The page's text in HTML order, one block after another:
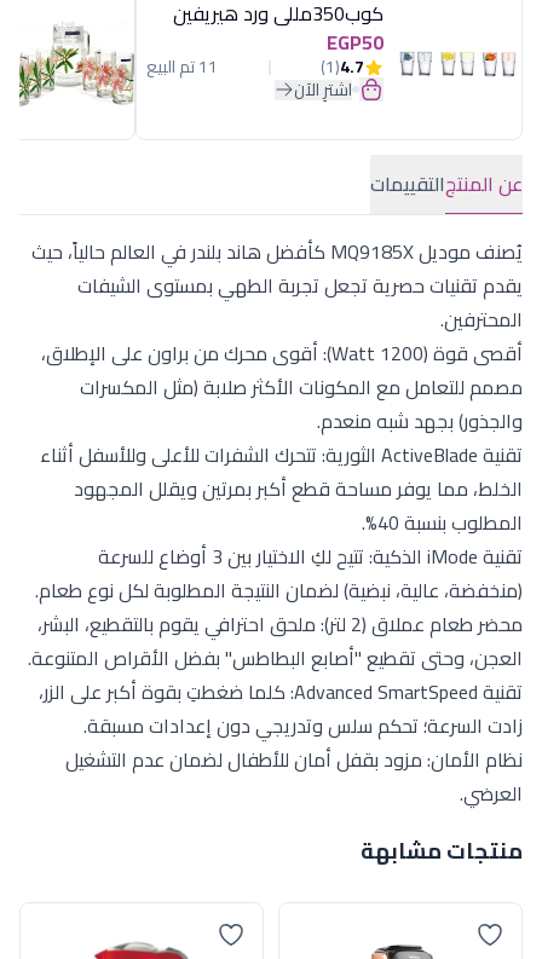
كوب350مللى ورد هيريفين
EGP50
4.7
(1) 11 تم البيع
اشترِ الآن
عن المنتجالتقييمات
يُصنف موديل MQ9185X كأفضل هاند بلندر في العالم حالياً، حيث
يقدم تقنيات حصرية تجعل تجربة الطهي بمستوى الشيفات
المحترفين.
أقصى قوة (1200 Watt): أقوى محرك من براون على الإطلاق،
مصمم للتعامل مع المكونات الأكثر صلابة (مثل المكسرات
والجذور) بجهد شبه منعدم.
تقنية ActiveBlade الثورية: تتحرك الشفرات للأعلى وللأسفل أثناء
الخلط، مما يوفر مساحة قطع أكبر بمرتين ويقلل المجهود
المطلوب بنسبة 40%.
تقنية iMode الذكية: تتيح لكِ الاختيار بين 3 أوضاع للسرعة
(منخفضة، عالية، نبضية) لضمان النتيجة المطلوبة لكل نوع طعام.
محضر طعام عملاق (2 لتر): ملحق احترافي يقوم بالتقطيع، البشر،
العجن، وحتى تقطيع "أصابع البطاطس" بفضل الأقراص المتنوعة.
تقنية Advanced SmartSpeed: كلما ضغطتِ بقوة أكبر على الزر،
زادت السرعة؛ تحكم سلس وتدريجي دون إعدادات مسبقة.
نظام الأمان: مزود بقفل أمان للأطفال لضمان عدم التشغيل
العرضي.
منتجات مشابهة